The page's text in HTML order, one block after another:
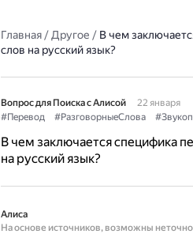
Главная/Другое / В чем
слов на русский язык?
Вопрос для Поиска с Алисой
22 января
#Перевод
#РазговорныеСлова
В чем заключается специфика
на русский язык?
Алиса
На основе источников, возможны